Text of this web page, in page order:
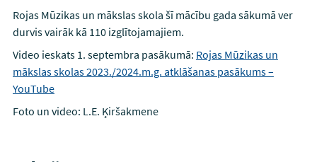
Rojas Mūzikas un mākslas skola šī mācību gada sākumā ver
durvis vairāk kā 110 izglītojamajiem.
Video ieskats 1. septembra pasākumā: Rojas Mūzikas un
mākslas skolas 2023./2024.m.g. atklāšanas pasākums –
YouTube
Foto un video: L.E. Ķiršakmene